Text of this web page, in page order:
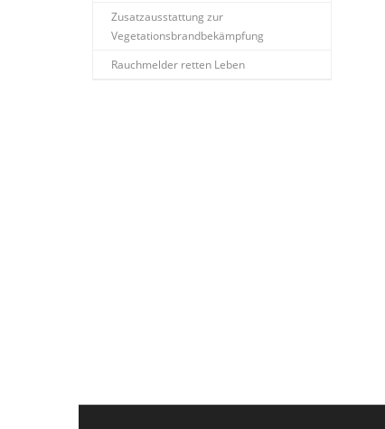
Zusatzausstattung zur
Vegetationsbrandbekämpfung
Rauchmelder retten Leben